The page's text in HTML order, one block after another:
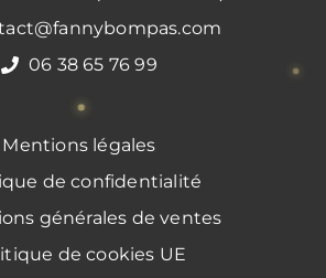
06 38 65 76 99
Mentions légales
de confidentialité
générales de ventes
de cookies UE